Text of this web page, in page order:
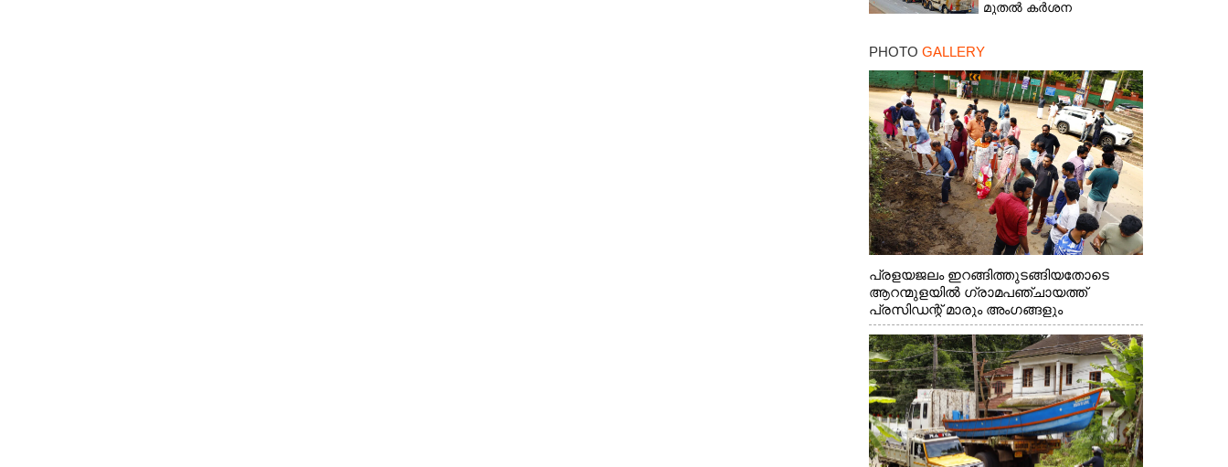
മുതൽ കർശന
അടയ്ക്കും
PHOTO GALLERY
പ്രളയജലം ഇറങ്ങിത്തുടങ്ങിയതോടെ
ആറന്മുളയിൽ ഗ്രാമപഞ്ചായത്ത്
പ്രസിഡന്റ് മാരും അംഗങ്ങളും
രാഷ്ട്രീയപ്രവത്തകരും അടങ്ങുന്ന സംഘം
റോഡിൽ അടിഞ്ഞ് കൂടിയ ചെളിയും മണ്ണും
മറ്റ് മാലിന്യങ്ങളും നീക്കം ചെയ്യുന്നു.